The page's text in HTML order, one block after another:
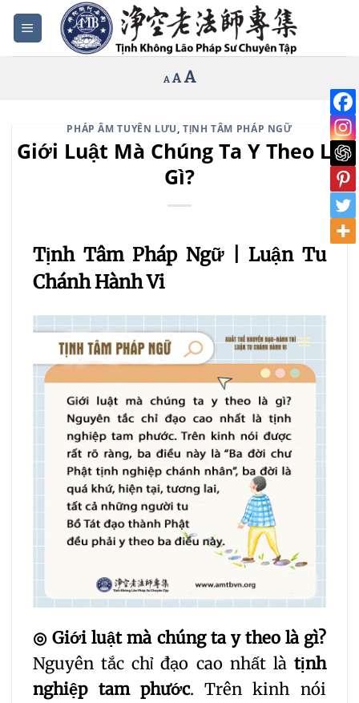
Bỏ
qua
nội
A Decrease
size.
A Reset
size.
A
size.
PHÁP ÂM TUYÊN LƯU,TỊNH TÂM PHÁP NGỮ
Giới Luật Mà Chúng Ta Y Theo Là
Gì?
Tịnh Tâm Pháp Ngữ | Luận Tu
Chánh Hành Vi
◎ Giới luật mà chúng ta y theo là gì?
Nguyên tắc chỉ đạo cao nhất là tịnh
nghiệp tam phước. Trên kinh nói